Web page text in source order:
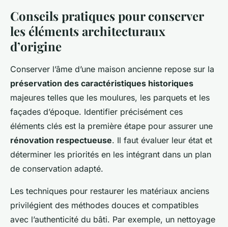
Conseils pratiques pour conserver
les éléments architecturaux
d’origine
Conserver l’âme d’une maison ancienne repose sur la
préservation des caractéristiques historiques
majeures telles que les moulures, les parquets et les
façades d’époque. Identifier précisément ces
éléments clés est la première étape pour assurer une
rénovation respectueuse. Il faut évaluer leur état et
déterminer les priorités en les intégrant dans un plan
de conservation adapté.
Les techniques pour restaurer les matériaux anciens
privilégient des méthodes douces et compatibles
avec l’authenticité du bâti. Par exemple, un nettoyage